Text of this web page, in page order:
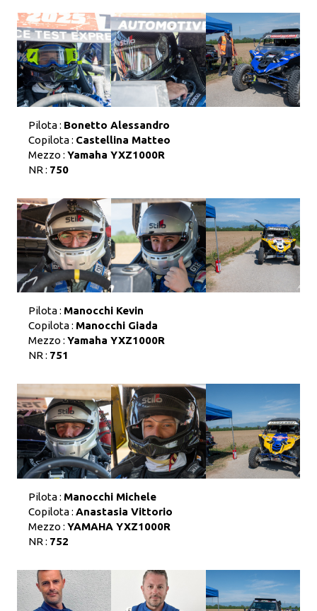
Pilota : Bonetto Alessandro
Copilota : Castellina Matteo
Mezzo : Yamaha YXZ1000R
NR : 750
Pilota : Manocchi Kevin
Copilota : Manocchi Giada
Mezzo : Yamaha YXZ1000R
NR : 751
Pilota : Manocchi Michele
Copilota : Anastasia Vittorio
Mezzo : YAMAHA YXZ1000R
NR : 752